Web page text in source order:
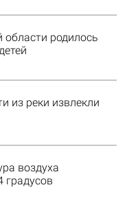
родилось
из реки извлекли
воздуха
градусов